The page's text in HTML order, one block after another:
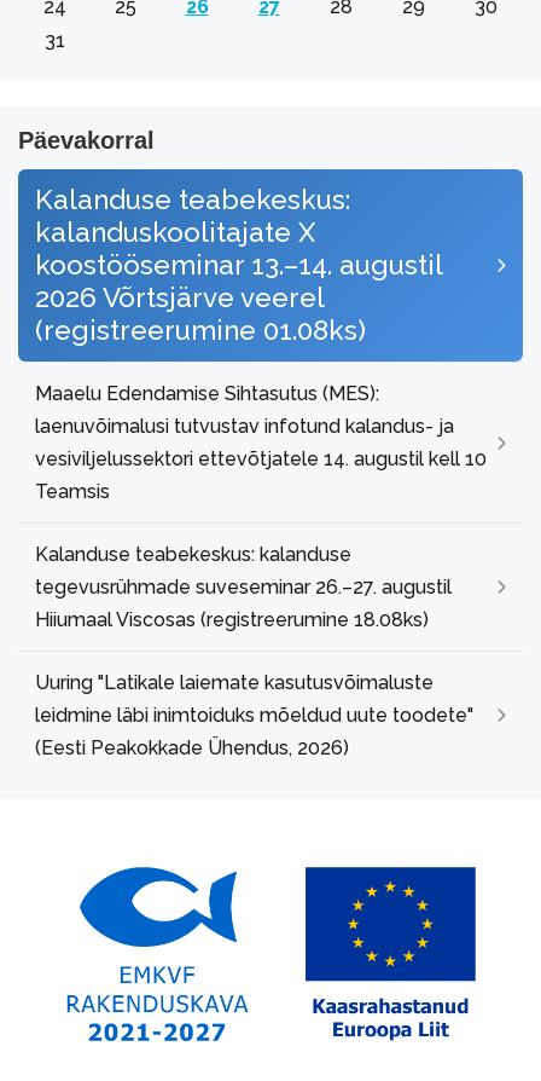
24
25 26 27 28 29
30
31
Päevakorral
Kalanduse teabekeskus:
kalanduskoolitajate X
koostööseminar 13.–14. augustil
2026 Võrtsjärve veerel
(registreerumine 01.08ks)
Maaelu Edendamise Sihtasutus (MES):
laenuvõimalusi tutvustav infotund kalandus- ja
vesiviljelussektori ettevõtjatele 14. augustil kell 10
Teamsis
Kalanduse teabekeskus: kalanduse
tegevusrühmade suveseminar 26.–27. augustil
Hiiumaal Viscosas (registreerumine 18.08ks)
Uuring "Latikale laiemate kasutusvõimaluste
leidmine läbi inimtoiduks mõeldud uute toodete"
(Eesti Peakokkade Ühendus, 2026)